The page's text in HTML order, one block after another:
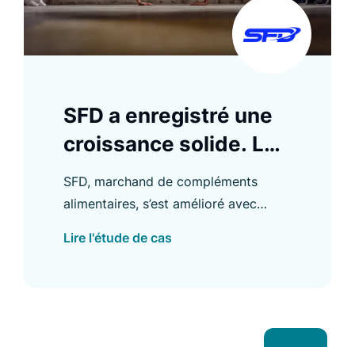
SFD a enregistré une
croissance solide. Le
Search Conversion
Rate a augmenté de
94 %
SFD, marchand de compléments
alimentaires, s’est amélioré avec
Conversion Rate de 94 %, parmi
Lire l'étude de cas